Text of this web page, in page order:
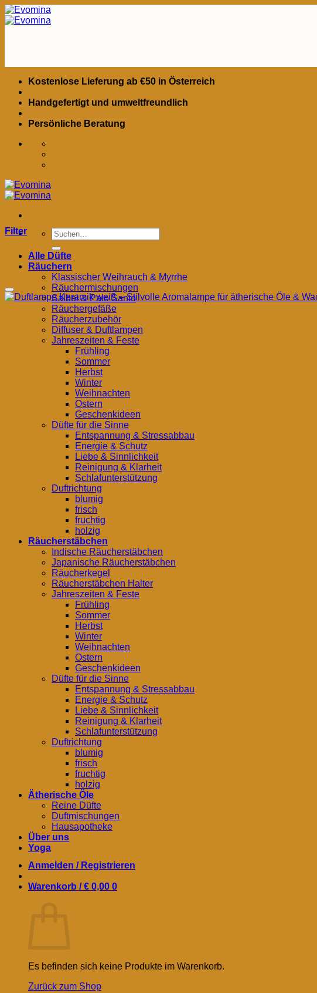
Zum
Inhalt
Kostenlose Lieferung ab €50 in Österreich
Handgefertigt und umweltfreundlich
Persönliche Beratung
Suchen
nach:
Alle Düfte
Räuchern
Klassischer Weihrauch & Myrrhe
Räuchermischungen
Salbei & Palo Santo
Räuchergefäße
Räucherzubehör
Diffuser & Duftlampen
Jahreszeiten & Feste
Frühling
Sommer
Herbst
Winter
Weihnachten
Ostern
Geschenkideen
Düfte für die Sinne
Entspannung & Stressabbau
Energie & Schutz
Liebe & Sinnlichkeit
Reinigung & Klarheit
Schlafunterstützung
Duftrichtung
blumig
frisch
fruchtig
holzig
Räucherstäbchen
Indische Räucherstäbchen
Japanische Räucherstäbchen
Räucherkegel
Räucherstäbchen Halter
Jahreszeiten & Feste
Frühling
Sommer
Herbst
Winter
Weihnachten
Ostern
Geschenkideen
Düfte für die Sinne
Entspannung & Stressabbau
Energie & Schutz
Liebe & Sinnlichkeit
Reinigung & Klarheit
Schlafunterstützung
Duftrichtung
blumig
frisch
fruchtig
holzig
Ätherische Öle
Reine Düfte
Duftmischungen
Hausapotheke
Über uns
Yoga
Anmelden / Registrieren
Warenkorb /€ 0,00 0
Es befinden sich keine Produkte im Warenkorb.
Zurück zum Shop
Filter